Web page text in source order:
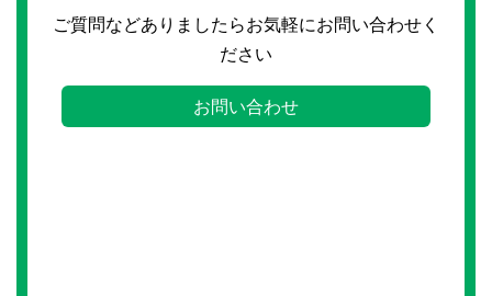
ご質問などありましたらお気軽にお問い合わせく
ださい
お問い合わせ